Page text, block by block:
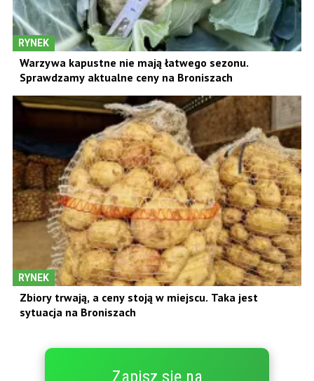
RYNEK
Warzywa kapustne nie mają łatwego sezonu.
Sprawdzamy aktualne ceny na Broniszach
RYNEK
Zbiory trwają, a ceny stoją w miejscu. Taka jest
sytuacja na Broniszach
Zapisz się na